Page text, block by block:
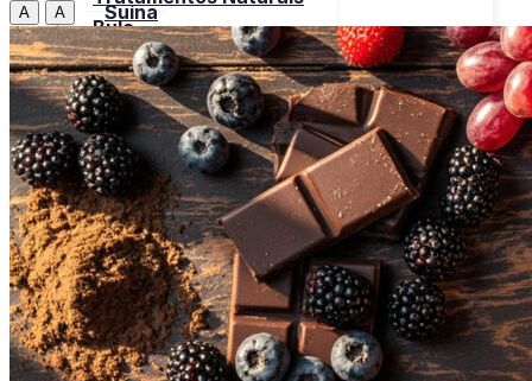
Suína
Frutos do Mar
Cereais
Frutas
Gorduras e Óleos
Leite e Derivados
Verduras, Hortaliças
Bula
X
Bula
Tabela
Nutricional
Open menu
Bebidas
Carnes
Open menu
Bovina
Frango
Peru
Suína
Frutos do Mar
Cereais
A A